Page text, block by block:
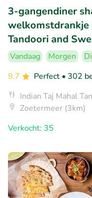
3-gangendiner
welkomstdrankje
Tandoori and
Vandaag Morgen Di
9.7
Perfect • 302
Indian Taj Mahal
Zoetermeer (3km)
Verkocht: 35